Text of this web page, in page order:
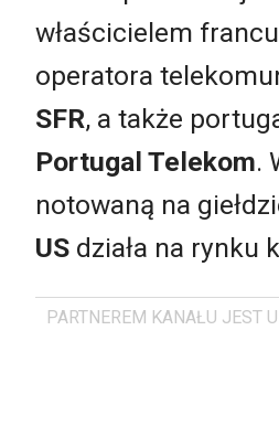
właścicielem
operatora
SFR, a także
Portugal Telekom.
notowaną na
US działa na rynku
PARTNEREM KANAŁU JEST